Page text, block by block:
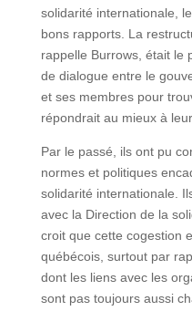
solidarité internationale,
bons rapports. La
rappelle Burrows, était le
de dialogue entre le
et ses membres pour
répondrait au mieux à
Par le passé, ils ont pu
normes et politiques
solidarité internationale.
avec la Direction de la
croit que cette cogestion
québécois, surtout par
dont les liens avec les
sont pas toujours aussi